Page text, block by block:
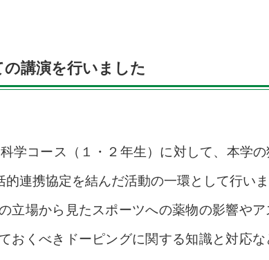
講演を行いました
コース（１・２年生）に対して、本学
連携協定を結んだ活動の一環として行い
場から見たスポーツへの薬物の影響やア
おくべきドーピングに関する知識と対応